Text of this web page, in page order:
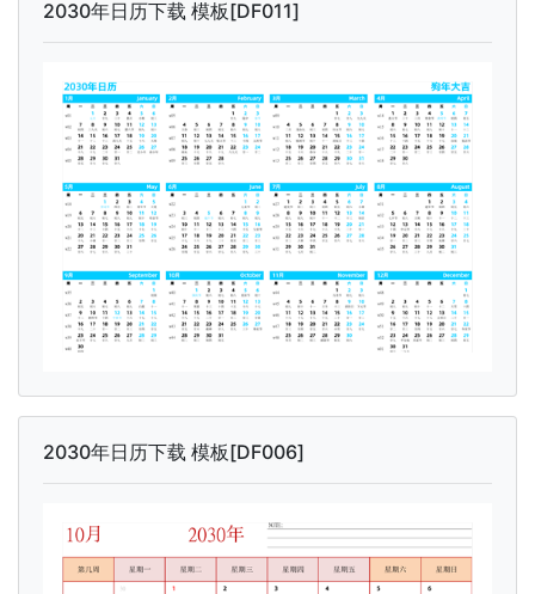
2030年日历下载 模板[DF011]
2030年日历下载 模板[DF006]